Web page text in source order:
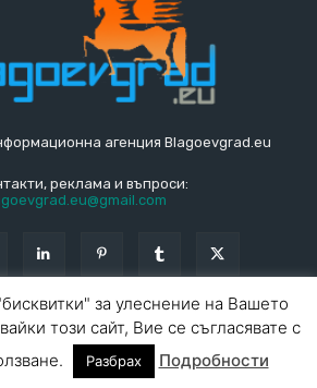
агенция Blagoevgrad.eu
реклама и въпроси:
Общи условия
реклама СПРАВОЧНИК СЪБИТИЯ